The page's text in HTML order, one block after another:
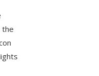
the